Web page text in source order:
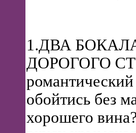
1.ДВА
ДОРОГОГО
обойтись без
хорошего